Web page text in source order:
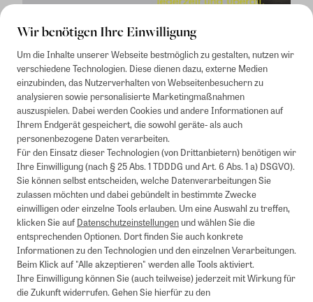
Wir benötigen Ihre Einwilligung
Um die Inhalte unserer Webseite bestmöglich zu gestalten, nutzen wir
verschiedene Technologien. Diese dienen dazu, externe Medien
einzubinden, das Nutzerverhalten von Webseitenbesuchern zu
analysieren sowie personalisierte Marketingmaßnahmen
auszuspielen. Dabei werden Cookies und andere Informationen auf
Ihrem Endgerät gespeichert, die sowohl geräte- als auch
personenbezogene Daten verarbeiten.
Für den Einsatz dieser Technologien (von Drittanbietern) benötigen wir
Ihre Einwilligung (nach § 25 Abs. 1 TDDDG und Art. 6 Abs. 1 a) DSGVO).
Sie können selbst entscheiden, welche Datenverarbeitungen Sie
zulassen möchten und dabei gebündelt in bestimmte Zwecke
einwilligen oder einzelne Tools erlauben. Um eine Auswahl zu treffen,
klicken Sie aufDatenschutzeinstellungenund wählen Sie die
entsprechenden Optionen. Dort finden Sie auch konkrete
Informationen zu den Technologien und den einzelnen Verarbeitungen.
Beim Klick auf "Alle akzeptieren" werden alle Tools aktiviert.
Ihre Einwilligung können Sie (auch teilweise) jederzeit mit Wirkung für
die Zukunft widerrufen. Gehen Sie hierfür zu den
1Mindestbestellwert von 50€. Nicht anwendbar auf Produkte, die der
Buchpreisbindung unterliegen, ZEIT-Akademie, e-Books. Keine
Barauszahlung möglich. Nicht mit weiteren Gutscheinen/Rabatten
kombinierbar.
Briefsendungen sind vom kostenlosen Rückversand ausgeschlossen.
Weitere Informationen zu Rücksendungen finden Sie hier.
Alle Preise inkl. gesetzl. MwSt. zzgl. Versandkosten
Instagram Pinterest